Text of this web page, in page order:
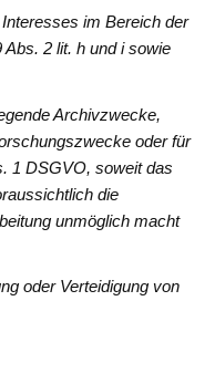
im Bereich der
2 lit. h und i sowie
Archivzwecke,
oder für
1 DSGVO, soweit das
die
unmöglich macht
oder Verteidigung von